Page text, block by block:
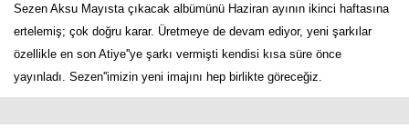
Sezen Aksu Mayısta çıkacak albümünü Haziran ayının ikinci haftasına
ertelemiş; çok doğru karar. Üretmeye de devam ediyor, yeni şarkılar
özellikle en son Atiye''ye şarkı vermişti kendisi kısa süre önce
yayınladı. Sezen''imizin yeni imajını hep birlikte göreceğiz.